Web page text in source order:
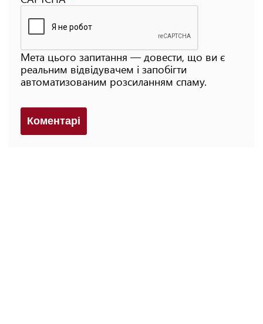
Мета цього запитання — довести, що ви є
реальним відвідувачем і запобігти
автоматизованим розсиланням спаму.
Коментарi